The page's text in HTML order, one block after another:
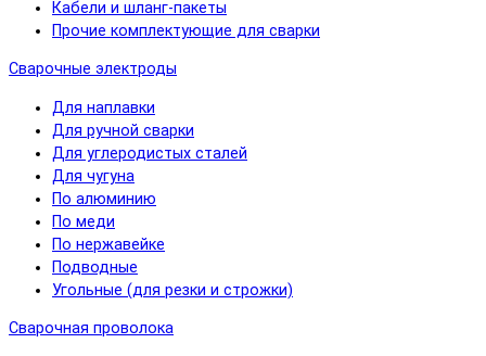
Кабели и шланг-пакеты
Прочие комплектующие для сварки
Сварочные электроды
Для наплавки
Для ручной сварки
Для углеродистых сталей
Для чугуна
По алюминию
По меди
По нержавейке
Подводные
Угольные (для резки и строжки)
Сварочная проволока